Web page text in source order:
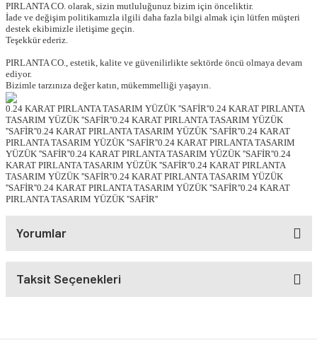
PIRLANTA CO. olarak, sizin mutluluğunuz bizim için önceliktir.
İade ve değişim politikamızla ilgili daha fazla bilgi almak için lütfen müşteri
destek ekibimizle iletişime geçin.
Teşekkür ederiz.
PIRLANTA CO., estetik, kalite ve güvenilirlikte sektörde öncü olmaya devam
ediyor.
Bizimle tarzınıza değer katın, mükemmelliği yaşayın.
0.24 KARAT PIRLANTA TASARIM YÜZÜK ''SAFİR''0.24 KARAT PIRLANTA
TASARIM YÜZÜK ''SAFİR''0.24 KARAT PIRLANTA TASARIM YÜZÜK
''SAFİR''0.24 KARAT PIRLANTA TASARIM YÜZÜK ''SAFİR''0.24 KARAT
PIRLANTA TASARIM YÜZÜK ''SAFİR''0.24 KARAT PIRLANTA TASARIM
YÜZÜK ''SAFİR''0.24 KARAT PIRLANTA TASARIM YÜZÜK ''SAFİR''0.24
KARAT PIRLANTA TASARIM YÜZÜK ''SAFİR''0.24 KARAT PIRLANTA
TASARIM YÜZÜK ''SAFİR''0.24 KARAT PIRLANTA TASARIM YÜZÜK
''SAFİR''0.24 KARAT PIRLANTA TASARIM YÜZÜK ''SAFİR''0.24 KARAT
PIRLANTA TASARIM YÜZÜK ''SAFİR''
Yorumlar
Taksit Seçenekleri